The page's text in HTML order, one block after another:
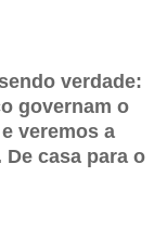
verdade:
governam o
veremos a
casa para o